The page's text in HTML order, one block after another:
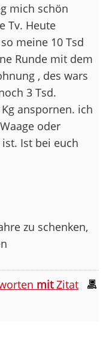
mich schön
Tv. Heute
meine 10 Tsd
Runde mit dem
, des wars
3 Tsd.
anspornen. ich
oder
Ist bei euch
zu schenken,
mitZitat